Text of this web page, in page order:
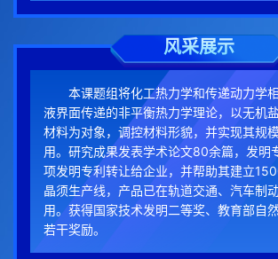
风采展示
本课题组将化工热力学和传递动力学
液界面传递的非平衡热力学理论，以无机
材料为对象，调控材料形貌，并实现其规
用。研究成果发表学术论文80余篇，发明
项发明专利转让给企业，并帮助其建立
晶须生产线，产品已在轨道交通、汽车制
用。获得国家技术发明二等奖、教育部自
若干奖励。